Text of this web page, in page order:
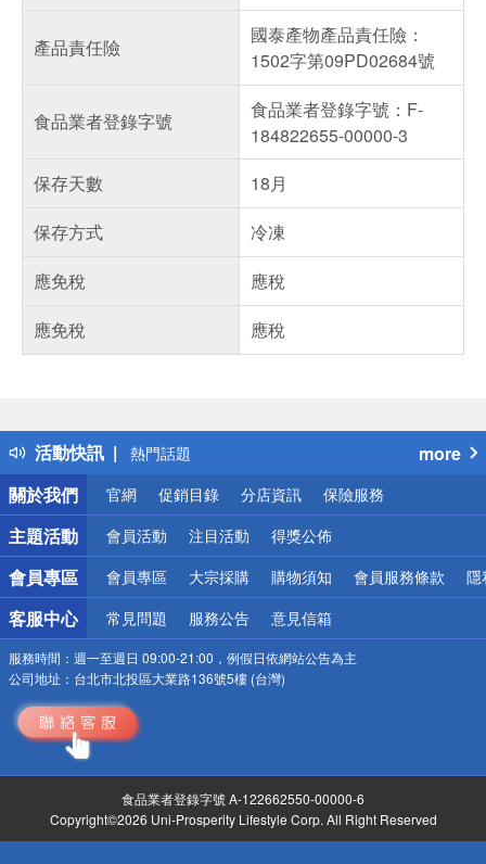
產品責任險
國泰產物產品責任險：
1502字第09PD02684號
食品業者登錄字號
食品業者登錄字號：F-
184822655-00000-3
保存天數
18月
保存方式
冷凍
應免稅
應稅
應免稅
應稅
活動快訊
得獎公告
熱門話題
銀行優惠
偏遠地區配送
詐騙網頁！請小心！
more
關於我們
官網 促銷目錄 分店資訊 保險服務
主題活動 會員活動 注目活動 得獎公佈
會員專區 會員專區 大宗採購 購物須知 會員服務條款 隱
客服中心 常見問題 服務公告 意見信箱
服務時間： 週一至週日 09:00-21:00，例假日依網站公告為主
公司地址： 台北市北投區大業路136號5樓 (台灣)
食品業者登錄字號 A-122662550-00000-6
Copyright©2026 Uni-Prosperity Lifestyle Corp. All Right Reserved